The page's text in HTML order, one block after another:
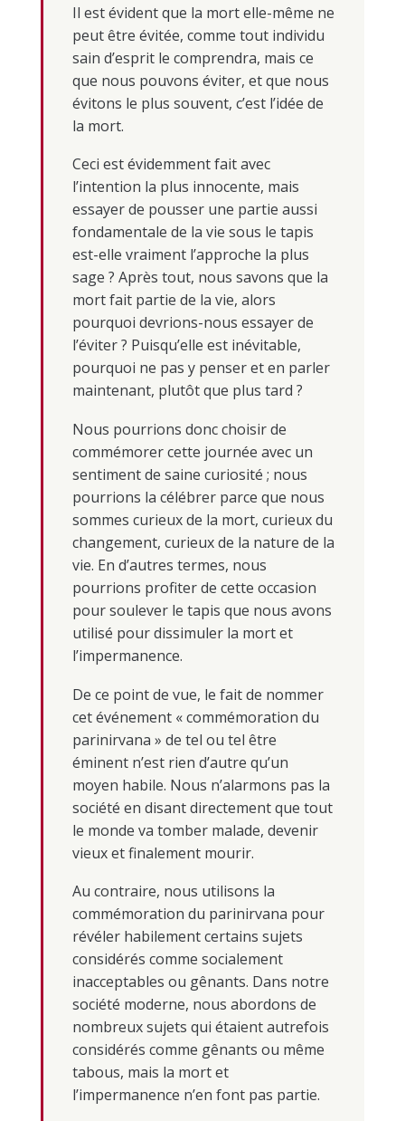
Il est évident que la mort elle-même ne
peut être évitée, comme tout individu
sain d’esprit le comprendra, mais ce
que nous pouvons éviter, et que nous
évitons le plus souvent, c’est l’idée de
la mort.
Ceci est évidemment fait avec
l’intention la plus innocente, mais
essayer de pousser une partie aussi
fondamentale de la vie sous le tapis
est-elle vraiment l’approche la plus
sage ? Après tout, nous savons que la
mort fait partie de la vie, alors
pourquoi devrions-nous essayer de
l’éviter ? Puisqu’elle est inévitable,
pourquoi ne pas y penser et en parler
maintenant, plutôt que plus tard ?
Nous pourrions donc choisir de
commémorer cette journée avec un
sentiment de saine curiosité ; nous
pourrions la célébrer parce que nous
sommes curieux de la mort, curieux du
changement, curieux de la nature de la
vie. En d’autres termes, nous
pourrions profiter de cette occasion
pour soulever le tapis que nous avons
utilisé pour dissimuler la mort et
l’impermanence.
De ce point de vue, le fait de nommer
cet événement « commémoration du
parinirvana » de tel ou tel être
éminent n’est rien d’autre qu’un
moyen habile. Nous n’alarmons pas la
société en disant directement que tout
le monde va tomber malade, devenir
vieux et finalement mourir.
Au contraire, nous utilisons la
commémoration du parinirvana pour
révéler habilement certains sujets
considérés comme socialement
inacceptables ou gênants. Dans notre
société moderne, nous abordons de
nombreux sujets qui étaient autrefois
considérés comme gênants ou même
tabous, mais la mort et
l’impermanence n’en font pas partie.